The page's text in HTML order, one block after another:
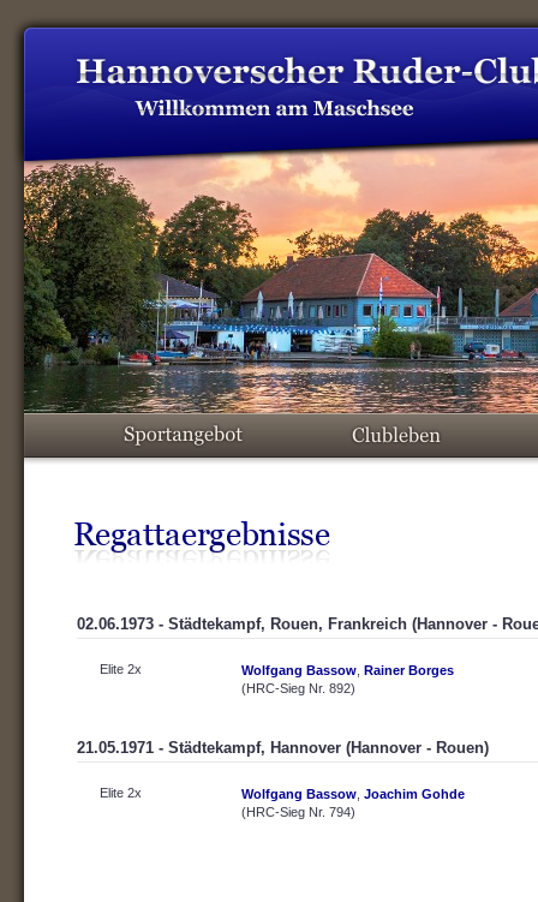
02.06.1973 - Städtekampf, Rouen, Frankreich (Hannover -
Elite 2x Wolfgang Bassow Rainer Borges
(HRC-Sieg Nr. 892)
21.05.1971 - Städtekampf, Hannover (Hannover - Rouen)
Elite 2x Wolfgang Bassow Joachim Gohde
(HRC-Sieg Nr. 794)